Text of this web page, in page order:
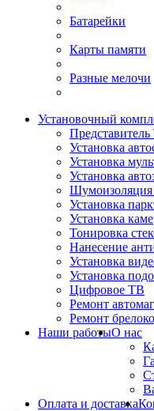
Батарейки
Карты памяти
Разные мелочи
Установочный
Установка
Установка
Установка
Шумоизоляция
Установка
Установка
Тонировка
Нанесение
Установка
Установка
Цифровое ТВ
Ремонт
Ремонт
Наши работыО нас
Оплата и доставка